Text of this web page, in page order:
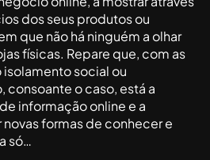
dos seus produtos ou
que não há ninguém a olhar
físicas. Repare que, com as
isolamento social ou
o caso, está a
informação online e a
formas de conhecer e
só…